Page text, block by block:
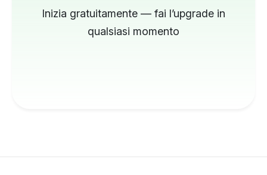
Inizia gratuitamente — fai l’upgrade in
qualsiasi momento